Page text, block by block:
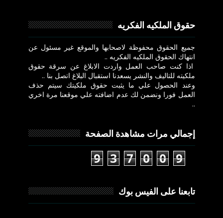
حقوق الملكيه الفكريه
جميع الحقوق محفوظة لاصحابها والموقع غير مسئول عن
انتهاك الحقوق الملكيه الفكريه ..
اذا كنت صاحب العمل واردت الابلاغ عن سرقة حقوق
ملكيته للتاليف والنشر يسعدنا استقبال البلاغ اتصل بنا ..
وعند الحصول علي ما يثبت حقوق ملكيتك سيتم حذف
العمل فورا ونضمن لك عدم اضافته علي موقعنا مرة اخري
..
إجمالي مرات مشاهدة الصفحة
9 3 7 0 0 9
تابعنا على الفيس بوك